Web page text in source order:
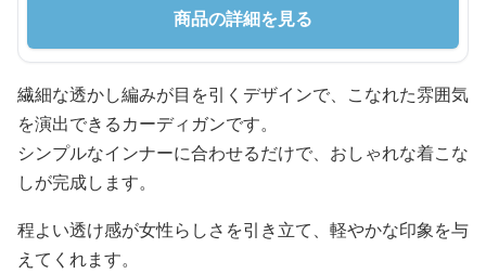
商品の詳細を見る
繊細な透かし編みが目を引くデザインで、こなれた雰囲気
を演出できるカーディガンです。
シンプルなインナーに合わせるだけで、おしゃれな着こな
しが完成します。
程よい透け感が女性らしさを引き立て、軽やかな印象を与
えてくれます。